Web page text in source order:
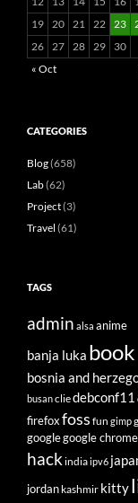
19 20 21 22 23
26 27 28 29
30
« Oct
CATEGORIES
Blog(658)
Lab(62)
Project(3)
Travel (61)
TAGS
admin alsa anime
banja luka book
bosnia and
busancliedebconf11
firefoxfoss fun gimp
googlegoogle chrome
hackindiaipv6
jordankashmir kitty